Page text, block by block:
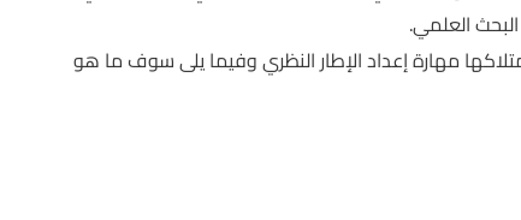
العلمي.
مهارة إعداد الإطار النظري وفيما يلى سوف ما هو